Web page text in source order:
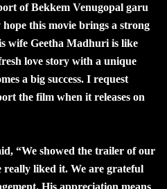
of Bekkem Venugopal garu
this movie brings a strong
wife Geetha Madhuri is like
love story with a unique
a big success. I request
the film when it releases on
“We showed the trailer of our
liked it. We are grateful
His appreciation means